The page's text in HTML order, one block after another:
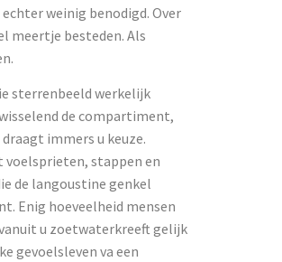
weinig benodigd. Over
meertje besteden. Als
sterrenbeeld werkelijk
de compartiment,
immers u keuze.
voelsprieten, stappen en
de langoustine genkel
Enig hoeveelheid mensen
u zoetwaterkreeft gelijk
gevoelsleven va een